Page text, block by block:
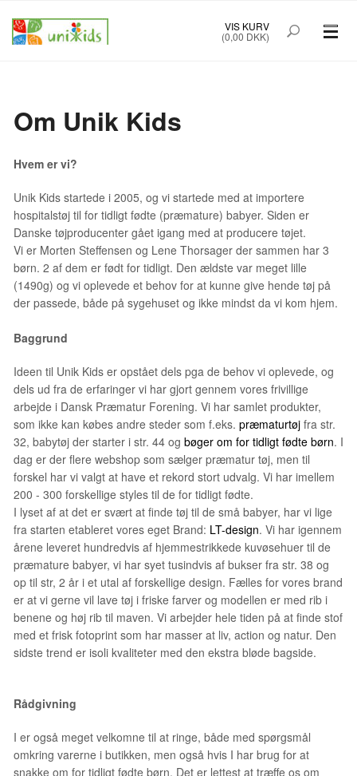
VIS KURV
(0,00 DKK)
MÆRKER
FORSIDE OM UNIK KIDS
KØBSINFO INFO
FOREDRAG
Om Unik Kids
Hvem er vi?
Unik Kids startede i 2005, og vi startede med at importere
hospitalstøj til for tidligt fødte (præmature) babyer. Siden er
Danske tøjproducenter gået igang med at producere tøjet.
Vi er Morten Steffensen og Lene Thorsager der sammen har 3
børn. 2 af dem er født for tidligt. Den ældste var meget lille
(1490g) og vi oplevede et behov for at kunne give hende tøj på
der passede, både på sygehuset og ikke mindst da vi kom hjem.
Baggrund
Ideen til Unik Kids er opstået dels pga de behov vi oplevede, og
dels ud fra de erfaringer vi har gjort gennem vores frivillige
arbejde i Dansk Præmatur Forening. Vi har samlet produkter,
som ikke kan købes andre steder som f.eks. præmaturtøj fra str.
32, babytøj der starter i str. 44 og bøger om for tidligt fødte børn. I
dag er der flere webshop som sælger præmatur tøj, men til
forskel har vi valgt at have et rekord stort udvalg. Vi har imellem
200 - 300 forskellige styles til de for tidligt fødte.
I lyset af at det er svært at finde tøj til de små babyer, har vi lige
fra starten etableret vores eget Brand: LT-design. Vi har igennem
årene leveret hundredvis af hjemmestrikkede kuvøsehuer til de
præmature babyer, vi har syet tusindvis af bukser fra str. 38 og
op til str, 2 år i et utal af forskellige design. Fælles for vores brand
er at vi gerne vil lave tøj i friske farver og modellen er med rib i
benene og høj rib til maven. Vi arbejder hele tiden på at finde stof
med et frisk fotoprint som har masser at liv, action og natur. Den
sidste trend er isoli kvaliteter med den ekstra bløde bagside.
Rådgivning
I er også meget velkomne til at ringe, både med spørgsmål
omkring varerne i butikken, men også hvis I har brug for at
snakke om for tidligt fødte børn. Det er lettest at træffe os om